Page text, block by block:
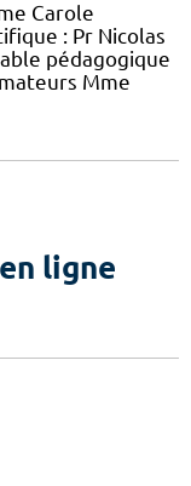
Carole
: Pr Nicolas
pédagogique
Mme
ligne